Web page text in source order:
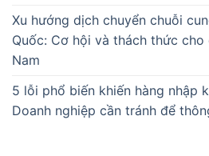
Xu hướng dịch chuyển chuỗi
Quốc: Cơ hội và thách thức cho
Nam
5 lỗi phổ biến khiến hàng nhập
Doanh nghiệp cần tránh để